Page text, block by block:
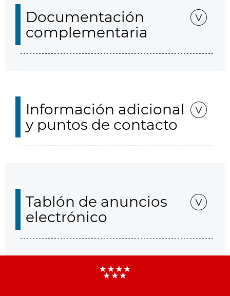
Documentación
complementaria
Información adicional
y puntos de contacto
Tablón de anuncios
electrónico